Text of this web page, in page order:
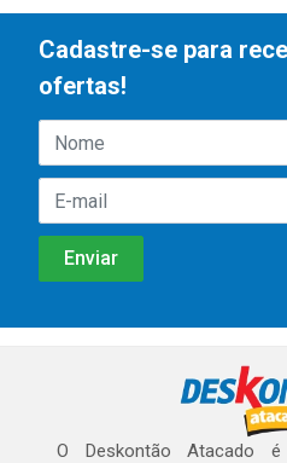
Cadastre-se para
ofertas!
O Deskontão Atacado